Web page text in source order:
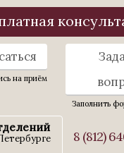
на приём
Заполнить
8 (812)